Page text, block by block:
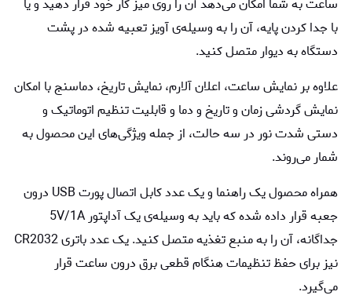
ساعت به شما امکان می‌دهد آن را روی میز کار خود قرار دهید و یا
با جدا کردن پایه، آن را به وسیله‌ی آویز تعبیه شده در پشت
دستگاه به دیوار متصل کنید.
علاوه بر نمایش ساعت، اعلان آلارم، نمایش تاریخ، دماسنج با امکان
نمایش گردشی زمان و تاریخ و دما و قابلیت تنظیم اتوماتیک و
دستی شدت نور در سه حالت، از جمله ویژگی‌های این محصول به
شمار می‌روند.
همراه محصول یک راهنما و یک عدد کابل اتصال پورت USB درون
جعبه قرار داده شده که باید به وسیله‌ی یک آداپتور 5V/1A
جداگانه، آن را به منبع تغذیه متصل کنید. یک عدد باتری CR2032
نیز برای حفظ تنظیمات هنگام قطعی برق درون ساعت قرار
می‌گیرد.